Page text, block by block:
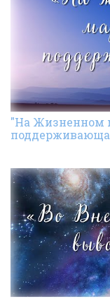
"На Жизненном